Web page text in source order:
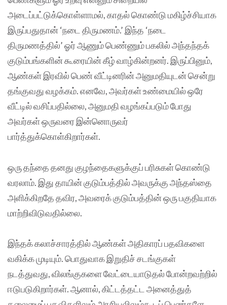
அடைப்பட்டுக்கொள்ளாமல், காதல் கொண்டு மகிழ்ச்சியாக
இருப்பதுதான் ‘நடை திருமணம்.’ இந்த ‘நடை
திருமணத்தில்’ ஓர் ஆணும் பெண்ணும் பகலில் அந்தந்தக்
குடும்பங்களின் கூரையின் கீழ் வாழ்கின்றனர். இருப்பினும்,
ஆண்கள் இரவில் பெண் வீட்டினரின் அனுமதியுடன் சென்று
தங்குவது வழக்கம். எனவே, அவர்கள் உண்மையில் ஒரே
வீட்டில் வசிப்பதில்லை, அனுமதி வழங்கப்படும் போது
அவர்கள் ஒருவரை இன்னொருவர்
பார்த்துக்கொள்கிறார்கள்.
ஒரு தந்தை தனது குழந்தைகளுக்குப் பரிசுகள் கொண்டு
வரலாம். இது தாயின் குடும்பத்தில் அவருக்கு அந்தஸ்தை
அளிக்கிறதே தவிர, அவரைக் குடும்பத்தின் ஒரு பகுதியாக
மாற்றிவிடுவதில்லை.
இந்தக் கலாச்சாரத்தில் ஆண்கள் அதிகாரப் பதவிகளை
வகிக்க முடியும். பொதுவாக இறுதிச் சடங்குகள்
நடத்துவது, விலங்குகளை வேட்டையாடுதல் போன்றவற்றில்
ஈடுபடுகிறார்கள். ஆனால், கிட்டத்தட்ட அனைத்துத்